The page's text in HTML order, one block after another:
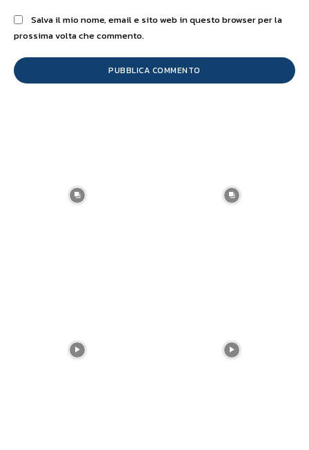
Salva il mio nome, email e sito web in questo browser per la
prossima volta che commento.